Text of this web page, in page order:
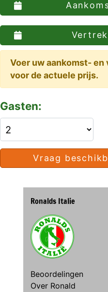
Voer uw aankomst- en
voor de actuele prijs.
Gasten:
Vraag
Ronalds Italie
Beoordelingen
Over Ronald